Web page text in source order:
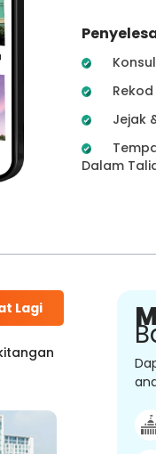
Jejak
Dalam
Lagi